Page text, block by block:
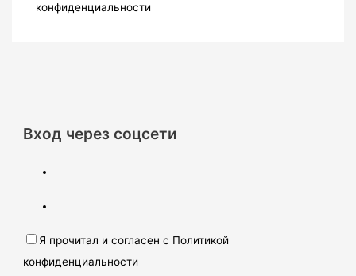
конфиденциальности
Вход через соцсети
Я прочитал и согласен с Политикой
конфиденциальности